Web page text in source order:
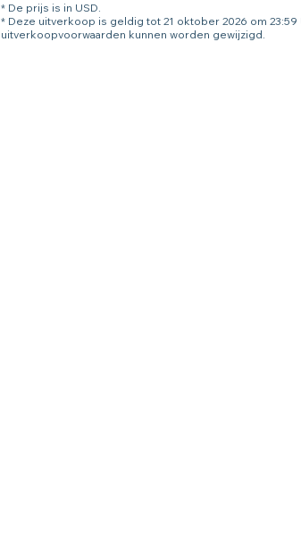
* De prijs is in USD.
* Deze uitverkoop is geldig tot 21 oktober 2026 om
uitverkoopvoorwaarden kunnen worden gewijzigd.